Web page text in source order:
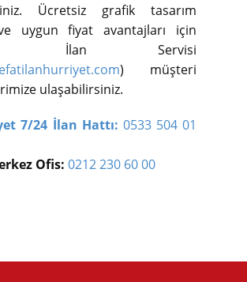
Ücretsiz grafik tasarım
uygun fiyat avantajları için
İlan Servisi
) müşteri
ulaşabilirsiniz.
7/24 İlan Hattı: 0533 504 01
Ofis: 0212 230 60 00